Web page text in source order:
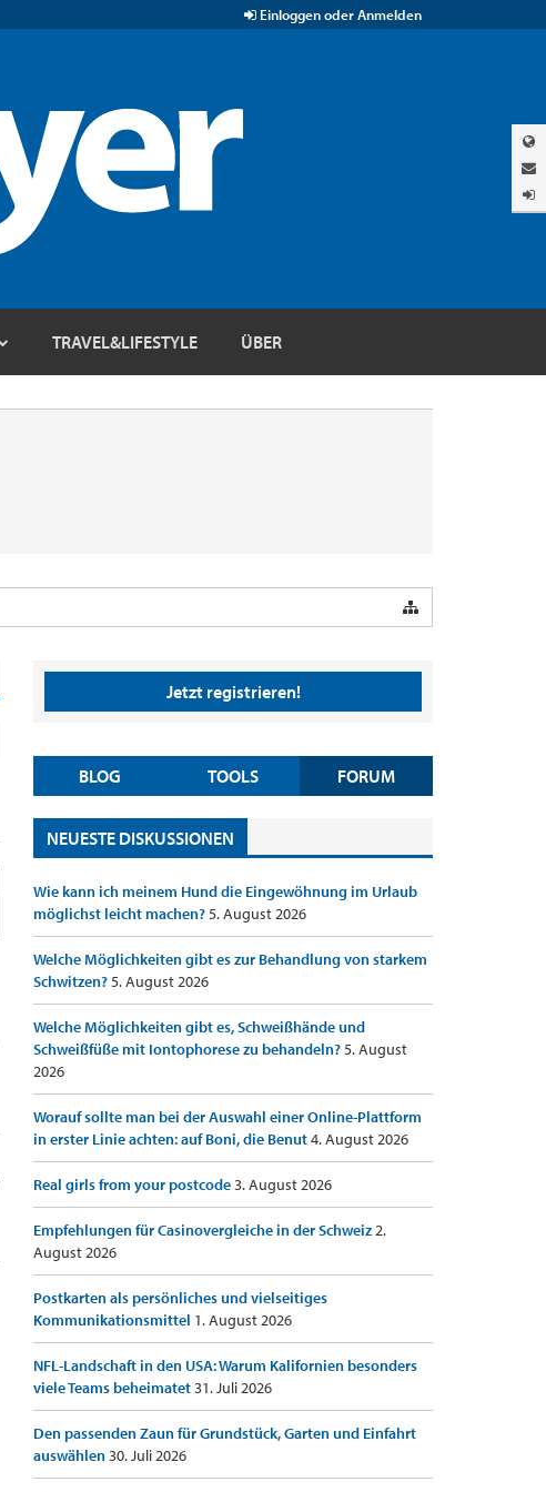
Einloggen oder Anmelden
TRAVEL&LIFESTYLE ÜBER
Jetzt registrieren!
BLOG TOOLS FORUM
NEUESTE DISKUSSIONEN
Wie kann ich meinem Hund die Eingewöhnung im Urlaub
möglichst leicht machen?5. August 2026
Welche Möglichkeiten gibt es zur Behandlung von starkem
Schwitzen?5. August 2026
Welche Möglichkeiten gibt es, Schweißhände und
Schweißfüße mit Iontophorese zu behandeln?5. August
2026
Worauf sollte man bei der Auswahl einer Online-Plattform
in erster Linie achten: auf Boni, die Benut4. August 2026
Real girls from your postcode3. August 2026
Empfehlungen für Casinovergleiche in der Schweiz2.
August 2026
Postkarten als persönliches und vielseitiges
Kommunikationsmittel 1. August 2026
NFL-Landschaft in den USA: Warum Kalifornien besonders
viele Teams beheimatet31. Juli 2026
Den passenden Zaun für Grundstück, Garten und Einfahrt
auswählen30. Juli 2026